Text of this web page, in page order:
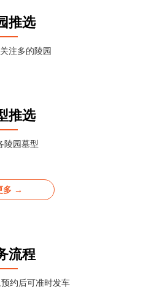
推选
注多的陵园
推选
陵园墓型
多 →
流程
约后可准时发车